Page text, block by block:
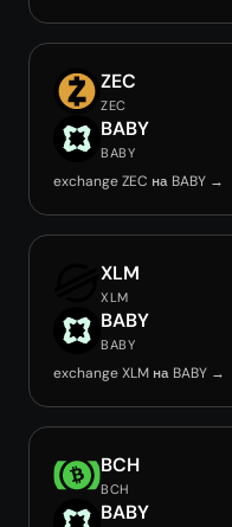
ZEC
ZEC
BABY
BABY
exchange ZEC на BABY →
XLM
XLM
BABY
BABY
exchange XLM на BABY →
BCH
BCH
BABY